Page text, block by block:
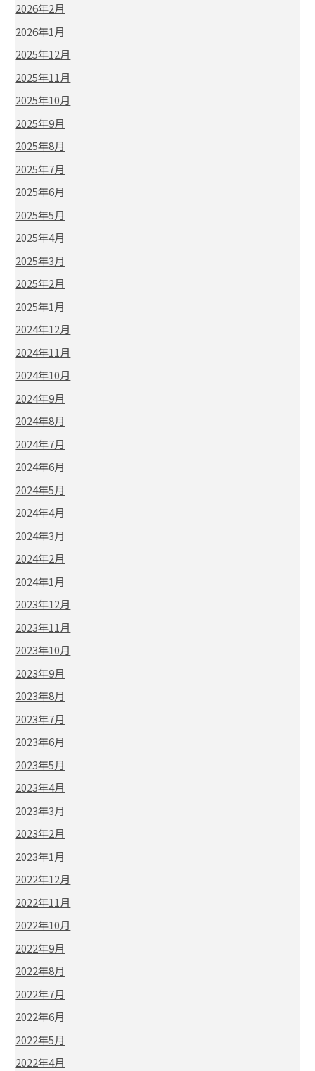
2026年2月
2026年1月
2025年12月
2025年11月
2025年10月
2025年9月
2025年8月
2025年7月
2025年6月
2025年5月
2025年4月
2025年3月
2025年2月
2025年1月
2024年12月
2024年11月
2024年10月
2024年9月
2024年8月
2024年7月
2024年6月
2024年5月
2024年4月
2024年3月
2024年2月
2024年1月
2023年12月
2023年11月
2023年10月
2023年9月
2023年8月
2023年7月
2023年6月
2023年5月
2023年4月
2023年3月
2023年2月
2023年1月
2022年12月
2022年11月
2022年10月
2022年9月
2022年8月
2022年7月
2022年6月
2022年5月
2022年4月